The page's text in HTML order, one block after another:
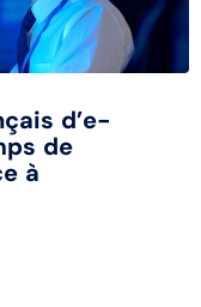
d’e-
de
à